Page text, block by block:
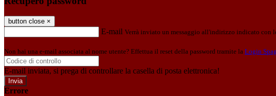
button close ×
E-mail Verrà inviato un messaggio all'indirizzo indicato con
Non hai una e-mail associata al nome utente? Effettua il reset della password tramite la Login
E-mail inviata, si prega di controllare la casella di posta elettronica!
Errore